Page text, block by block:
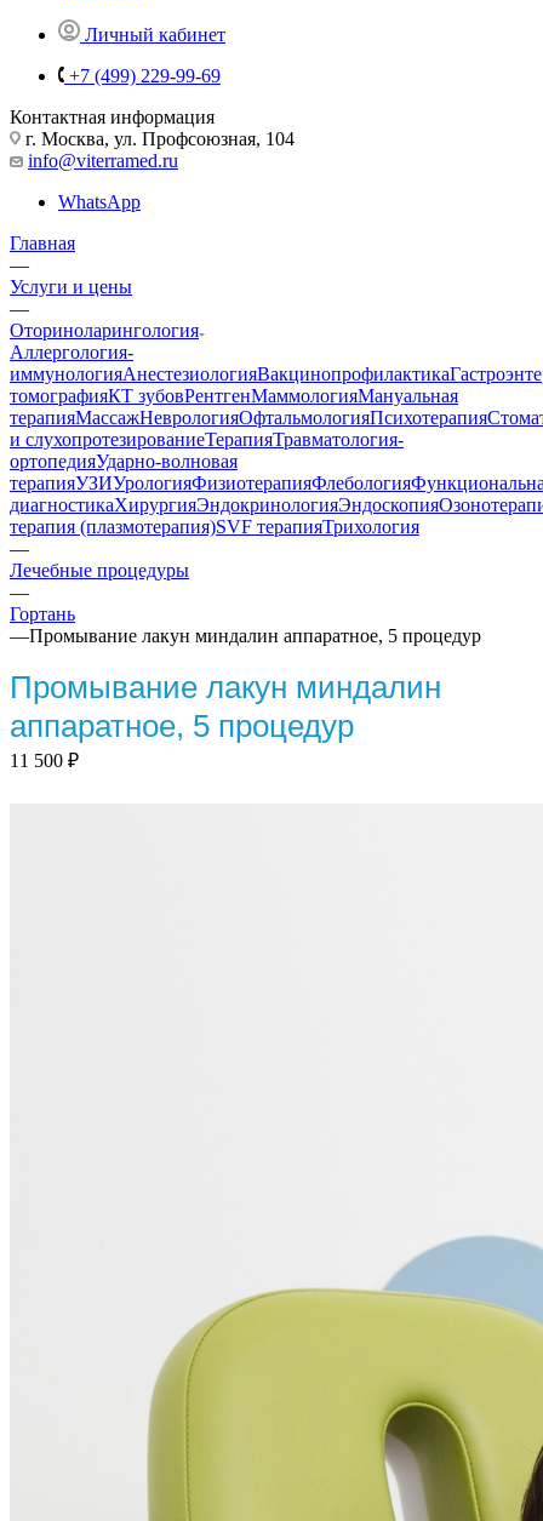
Личный кабинет
+7 (499) 229-99-69
Контактная информация
г. Москва, ул. Профсоюзная, 104
info@viterramed.ru
WhatsApp
Главная
—
Услуги и цены
—
Оториноларингология
Аллергология-
иммунологияАнестезиологияВакцинопрофилактика
томографияКТ зубовРентгенМаммологияМануальная
терапияМассажНеврологияОфтальмологияПсихотерапия
и слухопротезированиеТерапияТравматология-
ортопедияУдарно-волновая
терапияУЗИУрологияФизиотерапияФлебология
диагностикаХирургияЭндокринологияЭндоскопия
терапия (плазмотерапия)SVF терапияТрихология
—
Лечебные процедуры
—
Гортань
—Промывание лакун миндалин аппаратное, 5 процедур
Промывание лакун миндалин
аппаратное, 5 процедур
11 500 ₽